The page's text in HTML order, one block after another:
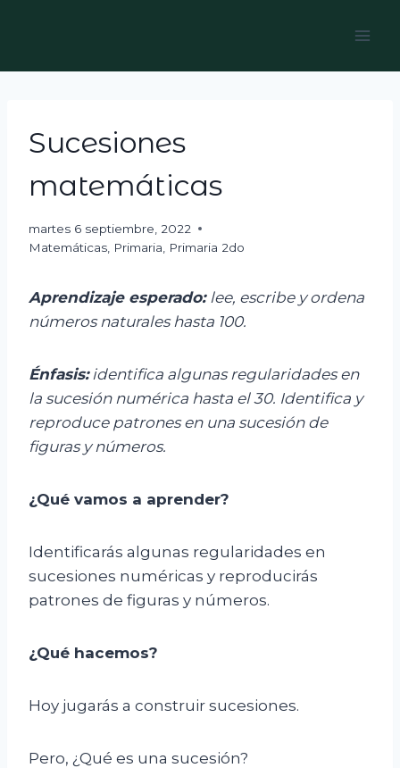
Sucesiones
matemáticas
martes 6 septiembre, 2022
Matemáticas Primaria Primaria 2do
Aprendizaje esperado: lee, escribe y ordena
números naturales hasta 100.
Énfasis: identifica algunas regularidades en
la sucesión numérica hasta el 30. Identifica y
reproduce patrones en una sucesión de
figuras y números.
¿Qué vamos a aprender?
Identificarás algunas regularidades en
sucesiones numéricas y reproducirás
patrones de figuras y números.
¿Qué hacemos?
Hoy jugarás a construir sucesiones.
Pero, ¿Qué es una sucesión?